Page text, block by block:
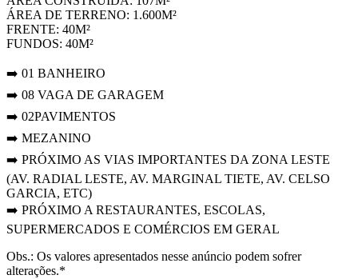
ÁREA DE TERRENO: 1.600M²
FRENTE: 40M²
FUNDOS: 40M²
➡️ 01 BANHEIRO
➡️ 08 VAGA DE GARAGEM
➡️ 02PAVIMENTOS
➡️ MEZANINO
➡️ PRÓXIMO AS VIAS IMPORTANTES DA ZONA LESTE
(AV. RADIAL LESTE, AV. MARGINAL TIETE, AV. CELSO
GARCIA, ETC)
➡️ PRÓXIMO A RESTAURANTES, ESCOLAS,
SUPERMERCADOS E COMÉRCIOS EM GERAL
Obs.: Os valores apresentados nesse anúncio podem sofrer
alterações.*